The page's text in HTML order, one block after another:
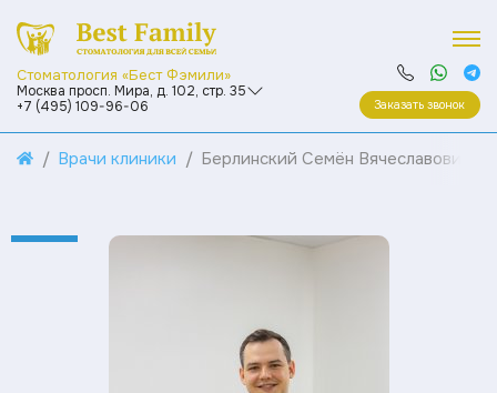
Стоматология «Бест Фэмили»
Москва просп. Мира, д. 102, стр. 35
+7 (495) 109-96-06
Заказать звонок
Врачи клиники Берлинский Семён Вячеславович